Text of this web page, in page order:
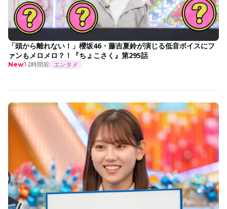
「頭から離れない！」櫻坂46・藤吉夏鈴が演じる低音ボイスにフ
ァンもメロメロ？！『ちょこさく』第295話
New12時間前 エンタメ